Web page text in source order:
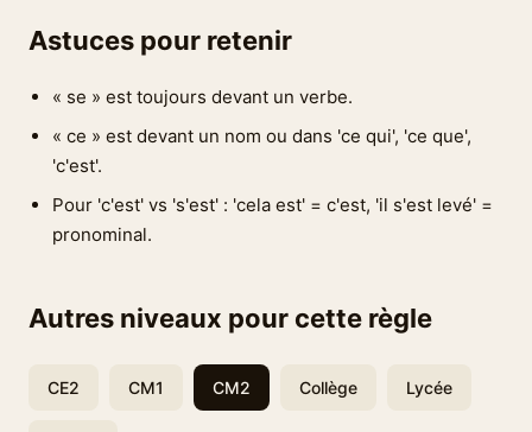
Astuces pour retenir
« se » est toujours devant un verbe.
« ce » est devant un nom ou dans 'ce qui', 'ce que',
'c'est'.
Pour 'c'est' vs 's'est' : 'cela est' = c'est, 'il s'est levé' =
pronominal.
Autres niveaux pour cette règle
CE2 CM1 CM2 Collège Lycée